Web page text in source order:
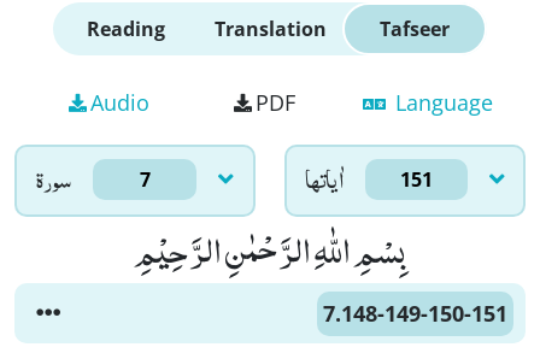
Reading Translation Tafseer
Audio PDF Language
سورۃ 7 اٰياتها 151
بِسْمِ اللّٰهِ الرَّحْمٰنِ الرَّحِیْمِ
7.148-149-150-151